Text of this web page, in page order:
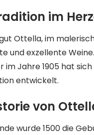
im
Ottella, im
und exzellente
im Jahre 1905 hat
entwickelt.
von
wurde 1500 die